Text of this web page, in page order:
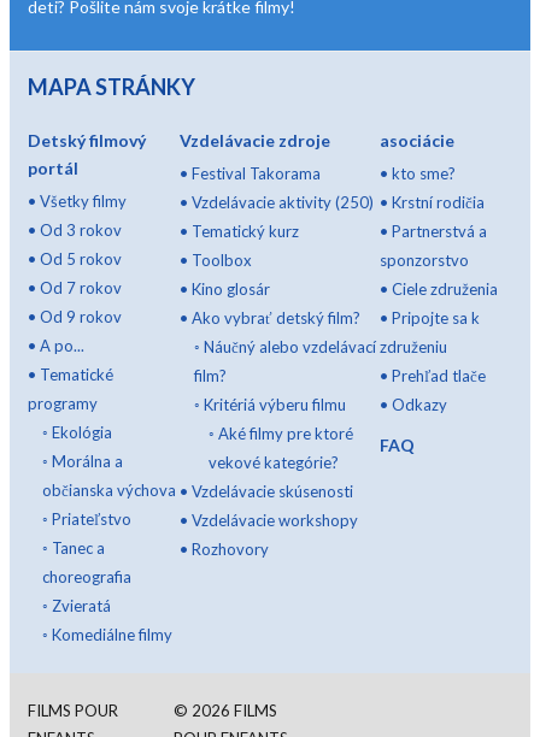
deti? Pošlite nám svoje krátke filmy!
MAPA STRÁNKY
Detský filmový
portál
• Všetky filmy
• Od 3 rokov
• Od 5 rokov
• Od 7 rokov
• Od 9 rokov
• A po...
• Tematické
programy
◦ Ekológia
◦ Morálna a
občianska výchova
◦ Priateľstvo
◦ Tanec a
choreografia
◦ Zvieratá
◦ Komediálne filmy
Vzdelávacie zdroje
• Festival Takorama
• Vzdelávacie aktivity (250)
• Tematický kurz
• Toolbox
• Kino glosár
• Ako vybrať detský film?
◦ Náučný alebo vzdelávací
film?
◦ Kritériá výberu filmu
◦ Aké filmy pre ktoré
vekové kategórie?
• Vzdelávacie skúsenosti
• Vzdelávacie workshopy
• Rozhovory
asociácie
•kto sme?
•Krstní rodičia
•Partnerstvá a
sponzorstvo
•Ciele združenia
•Pripojte sa k
združeniu
•Prehľad tlače
•Odkazy
FAQ
FILMS POUR
© 2026 FILMS